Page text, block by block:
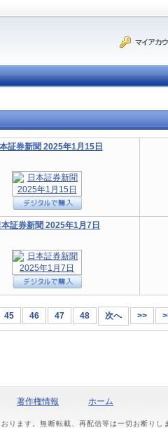
証券新聞 2025年1月15日
本証券新聞 2025年1月7日
45 46 47 48 次へ >>
著作権情報 ホーム
ります。無断転載、再配信等は一切お断りし